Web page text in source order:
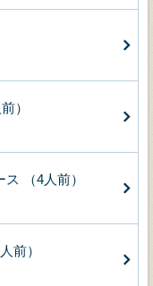
）
（4人前）
前）